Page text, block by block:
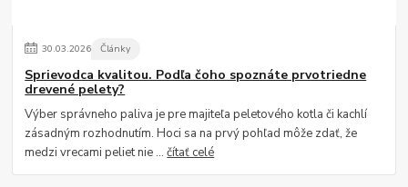
30.03.2026 Články
Sprievodca kvalitou. Podľa čoho spoznáte prvotriedne
drevené pelety?
Výber správneho paliva je pre majiteľa peletového kotla či kachlí
zásadným rozhodnutím. Hoci sa na prvý pohľad môže zdať, že
medzi vrecami peliet nie ...čítať celé